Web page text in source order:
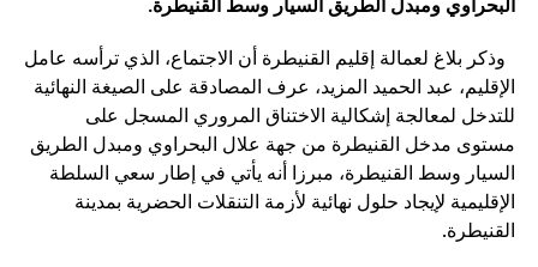
وذكر بلاغ لعمالة إقليم القنيطرة أن الاجتماع، الذي ترأسه عامل
الإقليم، عبد الحميد المزيد، عرف المصادقة على الصيغة النهائية
للتدخل لمعالجة إشكالية الاختناق المروري المسجل على
مستوى مدخل القنيطرة من جهة علال البحراوي ومبدل الطريق
السيار وسط القنيطرة، مبرزا أنه يأتي في إطار سعي السلطة
الإقليمية لإيجاد حلول نهائية لأزمة التنقلات الحضرية بمدينة
القنيطرة.